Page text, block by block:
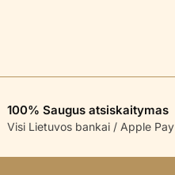
100% Saugus atsiskaitymas
Visi Lietuvos bankai / Apple Pay